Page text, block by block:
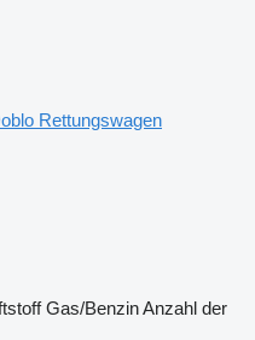
Rettungswagen
Gas/BenzinAnzahl der